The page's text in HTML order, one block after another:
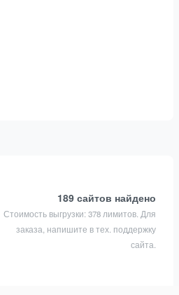
189 сайтов найдено
Стоимость выгрузки: 378 лимитов. Для
заказа, напишите в тех. поддержку
сайта.